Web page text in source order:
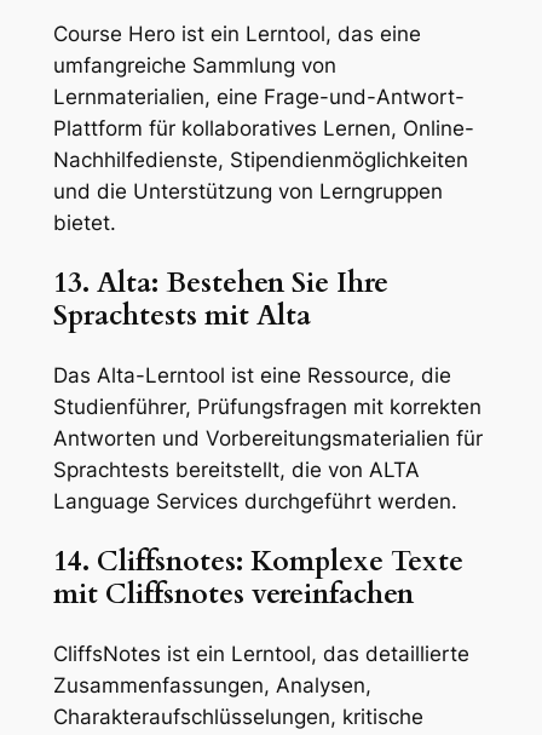
Course Hero ist ein Lerntool, das eine
umfangreiche Sammlung von
Lernmaterialien, eine Frage-und-Antwort-
Plattform für kollaboratives Lernen, Online-
Nachhilfedienste, Stipendienmöglichkeiten
und die Unterstützung von Lerngruppen
bietet.
13. Alta: Bestehen Sie Ihre
Sprachtests mit Alta
Das Alta-Lerntool ist eine Ressource, die
Studienführer, Prüfungsfragen mit korrekten
Antworten und Vorbereitungsmaterialien für
Sprachtests bereitstellt, die von ALTA
Language Services durchgeführt werden.
14. Cliffsnotes: Komplexe Texte
mit Cliffsnotes vereinfachen
CliffsNotes ist ein Lerntool, das detaillierte
Zusammenfassungen, Analysen,
Charakteraufschlüsselungen, kritische